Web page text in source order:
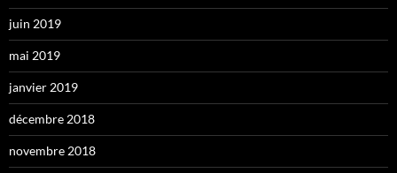
juin 2019
mai 2019
janvier 2019
décembre 2018
novembre 2018